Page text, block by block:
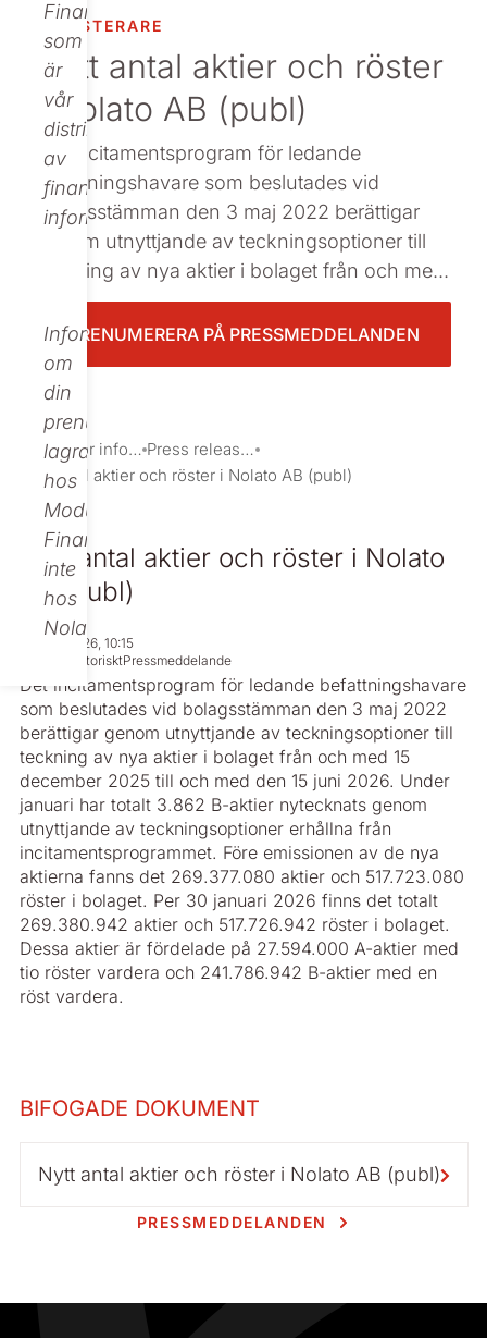
Finance,
som
är
vår
distributör
av
finansiell
information.
Informationen
om
din
prenumeration
lagras
hos
Modular
Finance,
inte
hos
Nolato.
INVESTERARE
Nytt antal aktier och röster
i Nolato AB (publ)
Det incitamentsprogram för ledande
befattningshavare som beslutades vid
bolagsstämman den 3 maj 2022 berättigar
genom utnyttjande av teckningsoptioner till
teckning av nya aktier i bolaget från och me...
PRENUMERERA PÅ PRESSMEDDELANDEN
Investor information
Press releases
Nytt antal aktier och röster i Nolato AB (publ)
Nytt antal aktier och röster i Nolato
AB (publ)
Jan 30, 2026, 10:15
Icke regulatorisktPressmeddelande
Det incitamentsprogram för ledande befattningshavare
som beslutades vid bolagsstämman den 3 maj 2022
berättigar genom utnyttjande av teckningsoptioner till
teckning av nya aktier i bolaget från och med 15
december 2025 till och med den 15 juni 2026. Under
januari har totalt 3.862 B-aktier nytecknats genom
utnyttjande av teckningsoptioner erhållna från
incitamentsprogrammet. Före emissionen av de nya
aktierna fanns det 269.377.080 aktier och 517.723.080
röster i bolaget. Per 30 januari 2026 finns det totalt
269.380.942 aktier och 517.726.942 röster i bolaget.
Dessa aktier är fördelade på 27.594.000 A-aktier med
tio röster vardera och 241.786.942 B-aktier med en
röst vardera.
BIFOGADE DOKUMENT
Nytt antal aktier och röster i Nolato AB (publ)
PRESSMEDDELANDEN